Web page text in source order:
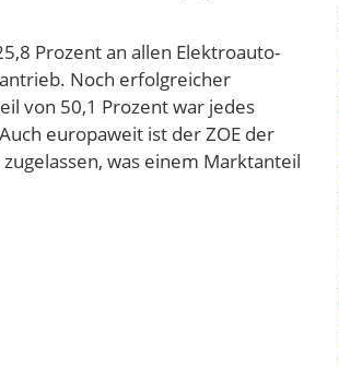
Prozent an allen Elektroauto-
Noch erfolgreicher
von 50,1 Prozent war jedes
europaweit ist der ZOE der
was einem Marktanteil